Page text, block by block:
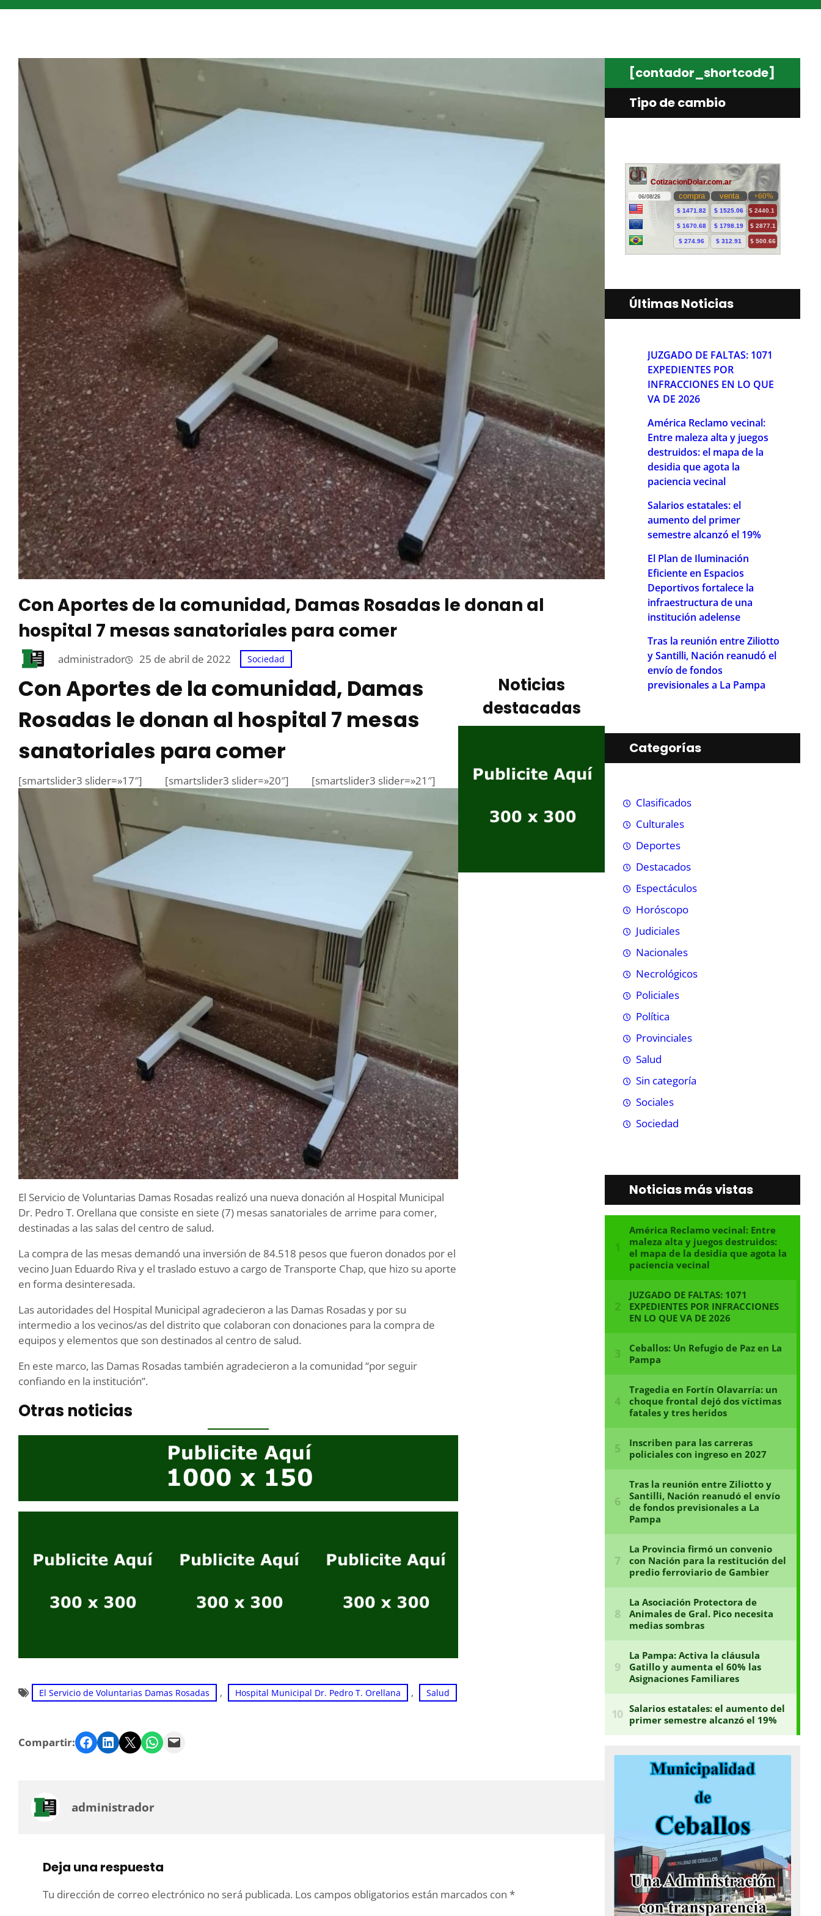
Con Aportes de la comunidad, Damas Rosadas le donan al
hospital 7 mesas sanatoriales para comer
administrador 25 de abril de 2022 Sociedad
Con Aportes de la comunidad, Damas
Rosadas le donan al hospital 7 mesas
sanatoriales para comer
[smartslider3 slider=»17″] [smartslider3 slider=»20″] [smartslider3 slider=»21″]
El Servicio de Voluntarias Damas Rosadas realizó una nueva donación al Hospital Municipal
Dr. Pedro T. Orellana que consiste en siete (7) mesas sanatoriales de arrime para comer,
destinadas a las salas del centro de salud.
La compra de las mesas demandó una inversión de 84.518 pesos que fueron donados por el
vecino Juan Eduardo Riva y el traslado estuvo a cargo de Transporte Chap, que hizo su aporte
en forma desinteresada.
Las autoridades del Hospital Municipal agradecieron a las Damas Rosadas y por su
intermedio a los vecinos/as del distrito que colaboran con donaciones para la compra de
equipos y elementos que son destinados al centro de salud.
En este marco, las Damas Rosadas también agradecieron a la comunidad “por seguir
confiando en la institución”.
Otras noticias
Noticias
destacadas
El Servicio de Voluntarias Damas Rosadas , Hospital Municipal Dr. Pedro T. Orellana , Salud
Compartir: Facebook LinkedIn Twitter WhatsApp Email
administrador
Deja una respuesta
Tu dirección de correo electrónico no será publicada. Los campos obligatorios están marcados con *
[contador_shortcode]
Tipo de cambio
Últimas Noticias
JUZGADO DE FALTAS: 1071
EXPEDIENTES POR
INFRACCIONES EN LO QUE
VA DE 2026
América Reclamo vecinal:
Entre maleza alta y juegos
destruidos: el mapa de la
desidia que agota la
paciencia vecinal
Salarios estatales: el
aumento del primer
semestre alcanzó el 19%
El Plan de Iluminación
Eficiente en Espacios
Deportivos fortalece la
infraestructura de una
institución adelense
Tras la reunión entre Ziliotto
y Santilli, Nación reanudó el
envío de fondos
previsionales a La Pampa
Categorías
Clasificados
Culturales
Deportes
Destacados
Espectáculos
Horóscopo
Judiciales
Nacionales
Necrológicos
Policiales
Política
Provinciales
Salud
Sin categoría
Sociales
Sociedad
Noticias más vistas